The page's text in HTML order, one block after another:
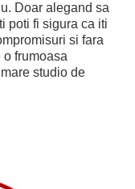
Doar alegand sa
poti fi sigura ca iti
si fara
frumoasa
studio de